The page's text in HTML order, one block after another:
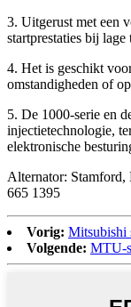
3. Uitgerust met een
startprestaties bij lage
4. Het is geschikt
omstandigheden of
5. De 1000-serie en
injectietechnologie,
elektronische
Alternator: Stamford,
665 1395
Vorig: Mitsubishi
Volgende: MTU-